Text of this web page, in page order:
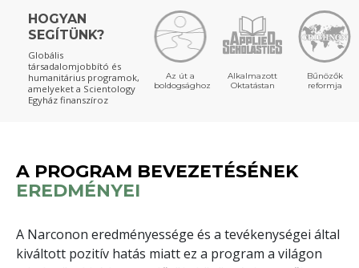
HOGYAN
SEGÍTÜNK?
Globális
társadalomjobbító és
humanitárius programok,
amelyeket a Scientology
Egyház finanszíroz
Az út a
boldogsághoz
Alkalmazott
Oktatástan
Bűnözők
reformja
A PROGRAM BEVEZETÉSÉNEK
EREDMÉNYEI
A Narconon eredményessége és a tevékenységei által
kiváltott pozitív hatás miatt ez a program a világon